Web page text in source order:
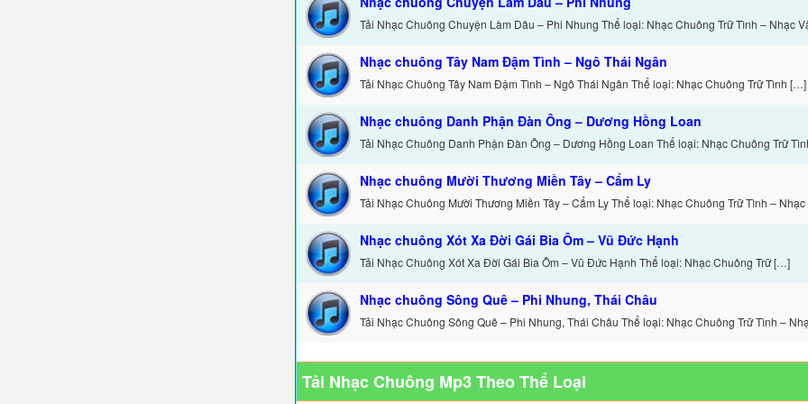
Tải Nhạc Chuông Chuyện Làm Dâu – Phi Nhung Thể loại: Nhạc Chuông Trữ Tình – Nhạc
Nhạc chuông Tây Nam Đậm Tình – Ngô Thái Ngân
Tải Nhạc Chuông Tây Nam Đậm Tình – Ngô Thái Ngân Thể loại: Nhạc Chuông Trữ Tình […]
Nhạc chuông Danh Phận Đàn Ông – Dương Hồng Loan
Tải Nhạc Chuông Danh Phận Đàn Ông – Dương Hồng Loan Thể loại: Nhạc Chuông Trữ
Nhạc chuông Mười Thương Miền Tây – Cẩm Ly
Tải Nhạc Chuông Mười Thương Miền Tây – Cẩm Ly Thể loại: Nhạc Chuông Trữ Tình –
Nhạc chuông Xót Xa Đời Gái Bia Ôm – Vũ Đức Hạnh
Tải Nhạc Chuông Xót Xa Đời Gái Bia Ôm – Vũ Đức Hạnh Thể loại: Nhạc Chuông Trữ […]
Nhạc chuông Sông Quê – Phi Nhung, Thái Châu
Tải Nhạc Chuông Sông Quê – Phi Nhung, Thái Châu Thể loại: Nhạc Chuông Trữ Tình –
Tải Nhạc Chuông Mp3 Theo Thể Loại